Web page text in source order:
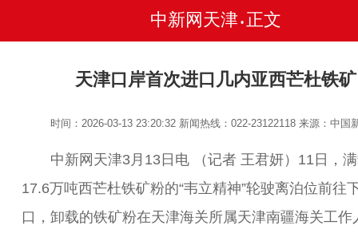
中新网天津 • 正文
天津口岸首次进口几内亚西芒杜铁矿
时间：2026-03-13 23:20:32 新闻热线：022-23122118来源：中国
中新网天津3月13日电 （记者 王君妍）11日，
17.6万吨西芒杜铁矿粉的“韦立精神”轮驶离泊位前往
口，卸载的铁矿粉在天津海关所属天津南疆海关工作